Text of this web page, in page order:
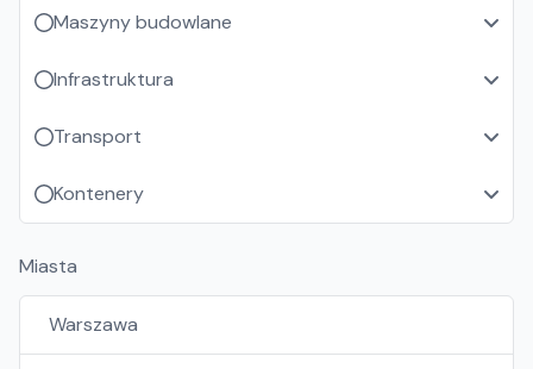
Maszyny budowlane
Infrastruktura
Transport
Kontenery
Miasta
Warszawa